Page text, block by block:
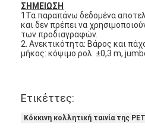
Σπίτι
Περίπου εμείς
ΣΗΜΕΙΩΣΗ
1Τα παραπάνω δεδομένα
και δεν πρέπει να
των προδιαγραφών.
2. Ανεκτικότητα: Βάρος και
μήκος: κόψιμο ρολ: ±0,3 m,
Ετικέττες:
Κόκκινη κολλητική ταινία της PET